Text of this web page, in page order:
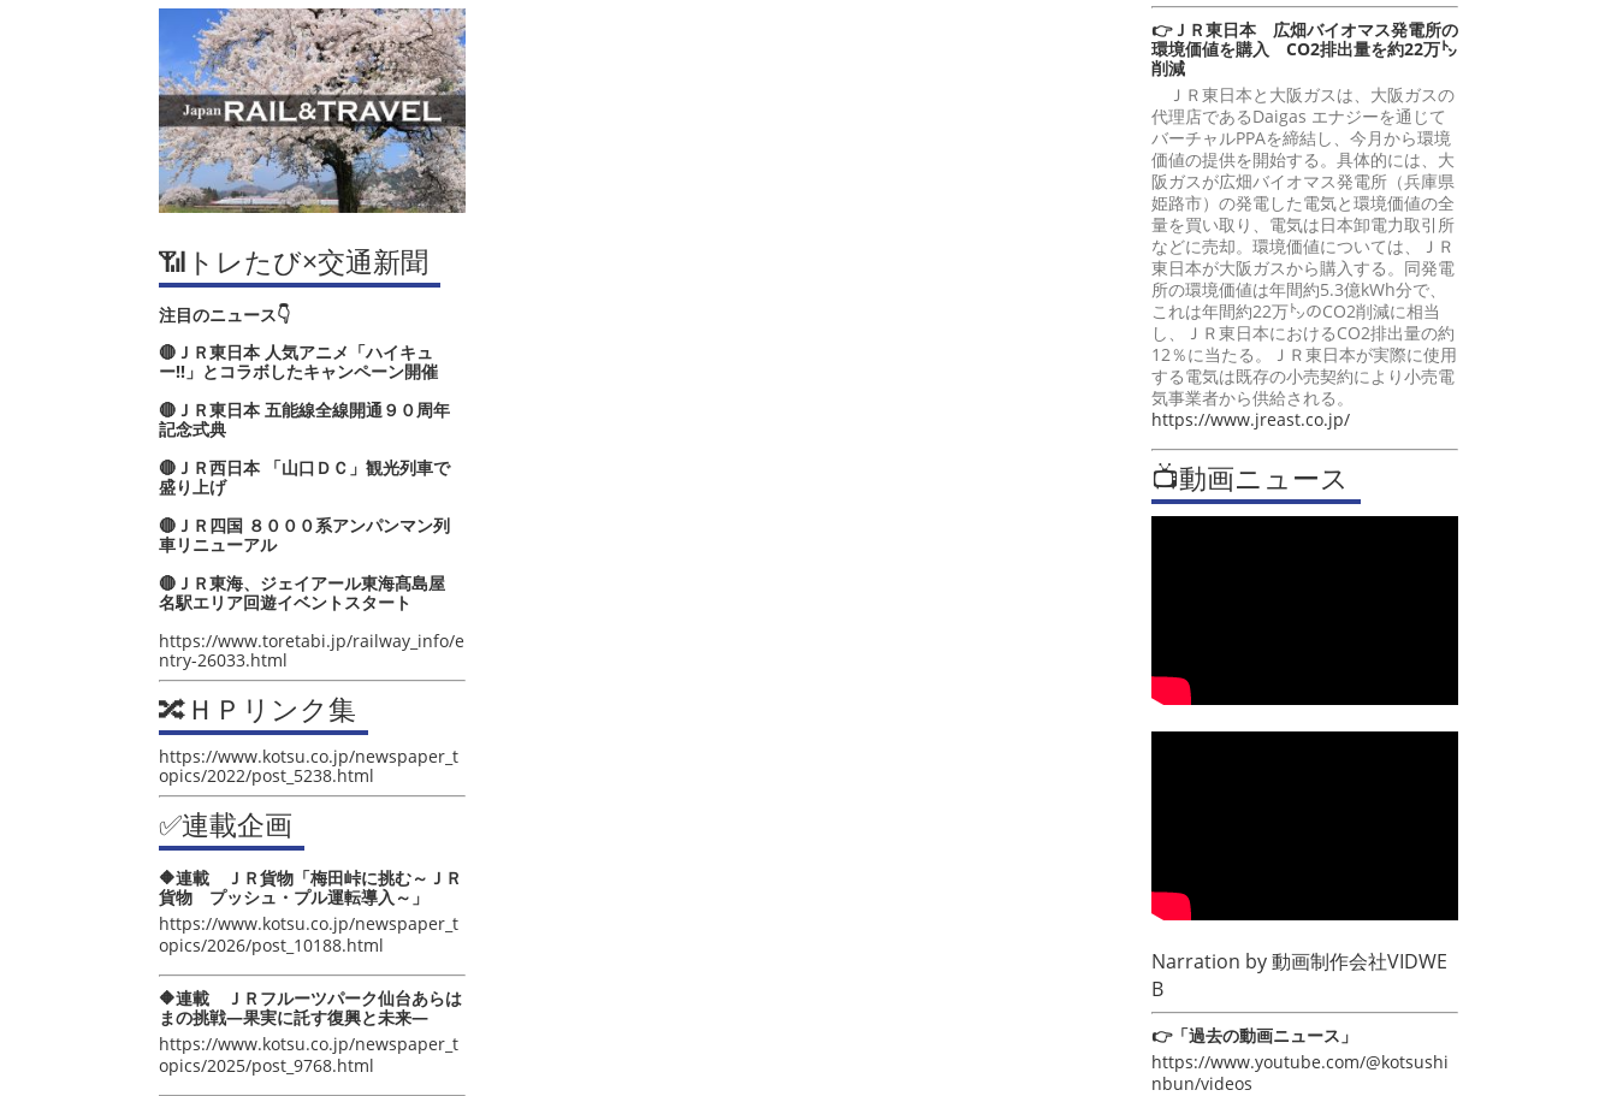
📶トレたび×交通新聞
注目のニュース👇
🔴ＪＲ東日本 人気アニメ「ハイキュ
ー‼」とコラボしたキャンペーン開催
🔴ＪＲ東日本 五能線全線開通９０周年
記念式典
🔴ＪＲ西日本 「山口ＤＣ」観光列車で
盛り上げ
🔴ＪＲ四国 ８０００系アンパンマン列
車リニューアル
🔴ＪＲ東海、ジェイアール東海髙島屋
名駅エリア回遊イベントスタート
https://www.toretabi.jp/railway_info/e
ntry-26033.html
🔀ＨＰリンク集
https://www.kotsu.co.jp/newspaper_t
opics/2022/post_5238.html
✅連載企画
🔶連載 ＪＲ貨物「梅田峠に挑む～ＪＲ
貨物 プッシュ・プル運転導入～」
https://www.kotsu.co.jp/newspaper_t
opics/2026/post_10188.html
🔶連載 ＪＲフルーツパーク仙台あらは
まの挑戦―果実に託す復興と未来―
https://www.kotsu.co.jp/newspaper_t
opics/2025/post_9768.html
👉ＪＲ東日本 広畑バイオマス発電所の
環境価値を購入 CO2排出量を約22万㌧
削減
ＪＲ東日本と大阪ガスは、大阪ガスの
代理店であるDaigas エナジーを通じて
バーチャルPPAを締結し、今月から環境
価値の提供を開始する。具体的には、大
阪ガスが広畑バイオマス発電所（兵庫県
姫路市）の発電した電気と環境価値の全
量を買い取り、電気は日本卸電力取引所
などに売却。環境価値については、ＪＲ
東日本が大阪ガスから購入する。同発電
所の環境価値は年間約5.3億kWh分で、
これは年間約22万㌧のCO2削減に相当
し、ＪＲ東日本におけるCO2排出量の約
12％に当たる。ＪＲ東日本が実際に使用
する電気は既存の小売契約により小売電
気事業者から供給される。
https://www.jreast.co.jp/
📺動画ニュース
Narration by動画制作会社VIDWE
B
👉「過去の動画ニュース」
https://www.youtube.com/@kotsushi
nbun/videos